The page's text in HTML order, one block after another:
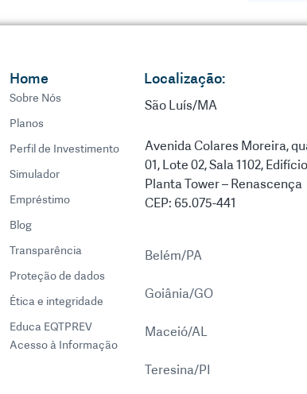
Home
Sobre Nós
Planos
Perfil de Investimento
Simulador
Empréstimo
Blog
Transparência
Proteção de dados
Ética e integridade
Educa EQTPREV
Acesso à Informação
Localização:
São Luís/MA
Avenida Colares Moreira,
01, Lote 02, Sala 1102, Edifício
Planta Tower – Renascença
CEP: 65.075-441
Belém/PA
Goiânia/GO
Maceió/AL
Teresina/PI